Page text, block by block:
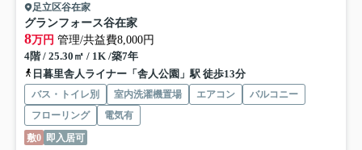
足立区谷在家
グランフォース谷在家
8万円 管理/共益費8,000円
4階 / 25.30㎡ / 1K /築7年
日暮里舎人ライナー「舎人公園」駅 徒歩13分
バス・トイレ別 室内洗濯機置場 エアコン
バルコニー
フローリング
電気有
敷0 即入居可